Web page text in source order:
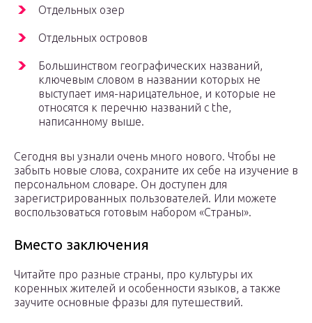
Отдельных озер
Отдельных островов
Большинством географических названий,
ключевым словом в названии которых не
выступает имя-нарицательное, и которые не
относятся к перечню названий с the,
написанному выше.
Сегодня вы узнали очень много нового. Чтобы не
забыть новые слова, сохраните их себе на изучение в
персональном словаре. Он доступен для
зарегистрированных пользователей. Или можете
воспользоваться готовым набором «Страны».
Вместо заключения
Читайте про разные страны, про культуры их
коренных жителей и особенности языков, а также
заучите основные фразы для путешествий.